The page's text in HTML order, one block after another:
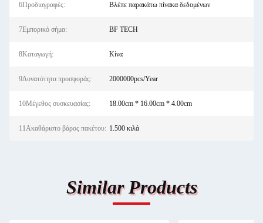
6Προδιαγραφές: Βλέπε παρακάτω πίνακα δεδομένων
7Εμπορικό σήμα: BF TECH
8Καταγωγή: Κίνα
9Δυνατότητα προσφοράς: 2000000pcs/Year
10Μέγεθος συσκευασίας: 18.00cm * 16.00cm * 4.00cm
11Ακαθάριστο βάρος πακέτου: 1.500 κιλά
Similar Products